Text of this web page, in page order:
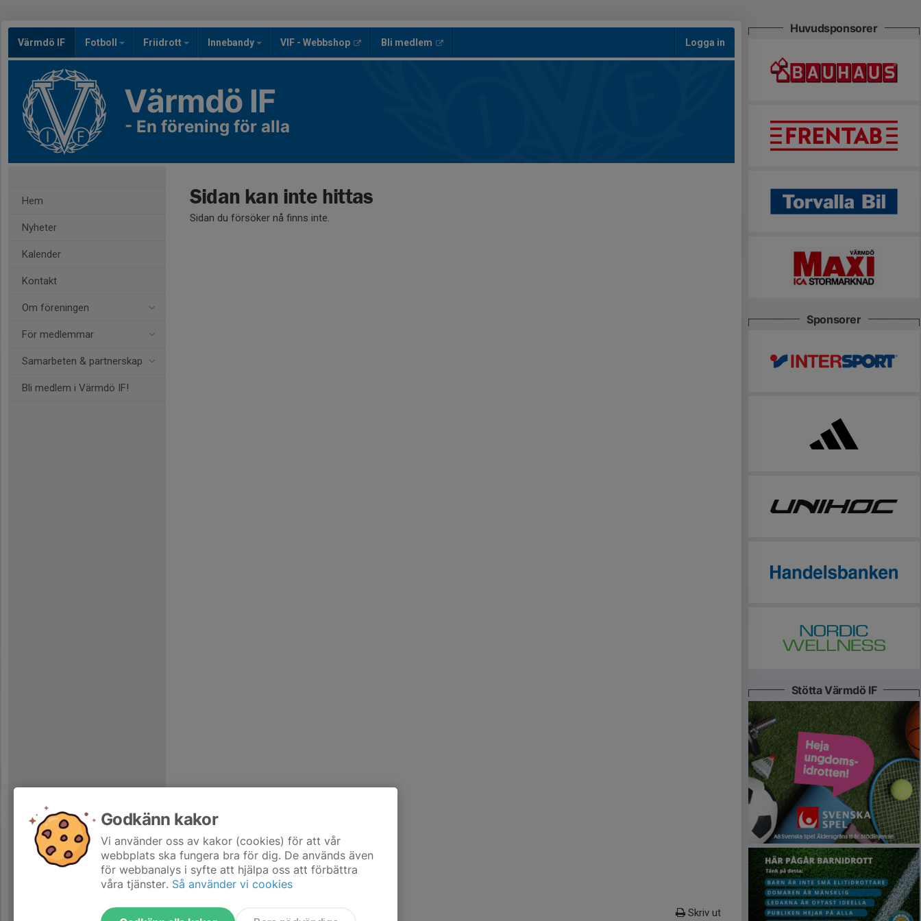
Värmdö IF Fotboll Friidrott Innebandy VIF - Webbshop Bli medlem Logga in
Värmdö IF
- En förening för alla
Hem
Nyheter
Kalender
Kontakt
Om föreningen
För medlemmar
Samarbeten & partnerskap
Bli medlem i Värmdö IF!
Sidan kan inte hittas
Sidan du försöker nå finns inte.
Skriv ut
Huvudsponsorer
Sponsorer
Stötta Värmdö IF
Godkänn kakor
Vi använder oss av kakor (cookies) för att vår
webbplats ska fungera bra för dig. De används även
för webbanalys i syfte att hjälpa oss att förbättra
våra tjänster. Så använder vi cookies